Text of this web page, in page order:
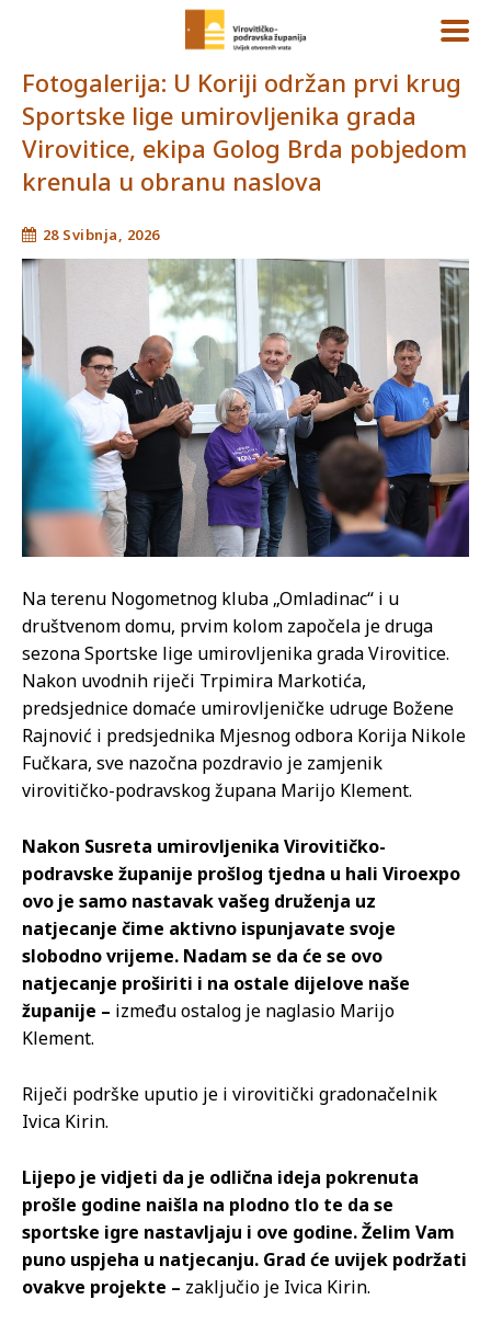
Fotogalerija: U Koriji održan prvi krug
Sportske lige umirovljenika grada
Virovitice, ekipa Golog Brda pobjedom
krenula u obranu naslova
28 Svibnja, 2026
Na terenu Nogometnog kluba „Omladinac“ i u
društvenom domu, prvim kolom započela je druga
sezona Sportske lige umirovljenika grada Virovitice.
Nakon uvodnih riječi Trpimira Markotića,
predsjednice domaće umirovljeničke udruge Božene
Rajnović i predsjednika Mjesnog odbora Korija Nikole
Fučkara, sve nazočna pozdravio je zamjenik
virovitičko-podravskog župana Marijo Klement.
Nakon Susreta umirovljenika Virovitičko-
podravske županije prošlog tjedna u hali Viroexpo
ovo je samo nastavak vašeg druženja uz
natjecanje čime aktivno ispunjavate svoje
slobodno vrijeme. Nadam se da će se ovo
natjecanje proširiti i na ostale dijelove naše
županije – između ostalog je naglasio Marijo
Klement.
Riječi podrške uputio je i virovitički gradonačelnik
Ivica Kirin.
Lijepo je vidjeti da je odlična ideja pokrenuta
prošle godine naišla na plodno tlo te da se
sportske igre nastavljaju i ove godine. Želim Vam
puno uspjeha u natjecanju. Grad će uvijek podržati
ovakve projekte – zaključio je Ivica Kirin.